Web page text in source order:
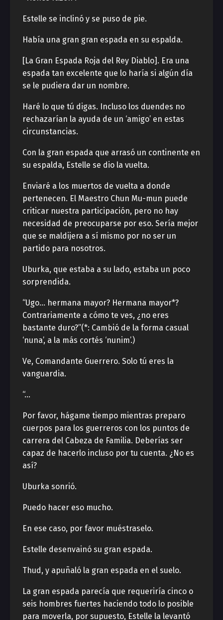
Estelle se inclinó y se puso de pie.
Había una gran gran espada en su espalda.
[La Gran Espada Roja del Rey Diablo]. Era una
espada tan excelente que lo haría si algún día
se le pudiera dar un nombre.
Haré lo que tú digas. Incluso los duendes no
rechazarían la ayuda de un ‘amigo’ en estas
circunstancias.
Con la gran espada que arrasó un continente en
su espalda, Estelle se dio la vuelta.
Enviaré a los muertos de vuelta a donde
pertenecen. El Maestro Chun Mu-mun puede
criticar nuestra participación, pero no hay
necesidad de preocuparse por eso. Sería mejor
que se maldijera a sí mismo por no ser un
partido para nosotros.
Uburka, que estaba a su lado, estaba un poco
sorprendida.
“Ugo… hermana mayor? Hermana mayor*?
Contrariamente a cómo te ves, ¿no eres
bastante duro?”(*: Cambió de la forma casual
‘nuna’, a la más cortés ‘nunim’.)
Ve, Comandante Guerrero. Solo tú eres la
vanguardia.
“…
Por favor, hágame tiempo mientras preparo
cuerpos para los guerreros con los puntos de
carrera del Cabeza de Familia. Deberías ser
capaz de hacerlo incluso por tu cuenta. ¿No es
así?
Uburka sonrió.
Puedo hacer eso mucho.
En ese caso, por favor muéstraselo.
Estelle desenvainó su gran espada.
Thud, y apuñaló la gran espada en el suelo.
La gran espada parecía que requeriría cinco o
seis hombres fuertes haciendo todo lo posible
para moverla, por supuesto, Estelle la levantó